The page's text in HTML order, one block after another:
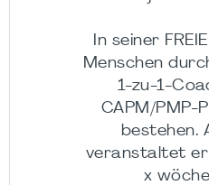
In seiner
Menschen
1-zu-1-
CAPM/PMP-
bestehen.
veranstaltet er
x